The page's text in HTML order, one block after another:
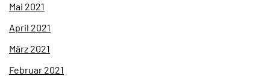
Mai 2021
April 2021
März 2021
Februar 2021